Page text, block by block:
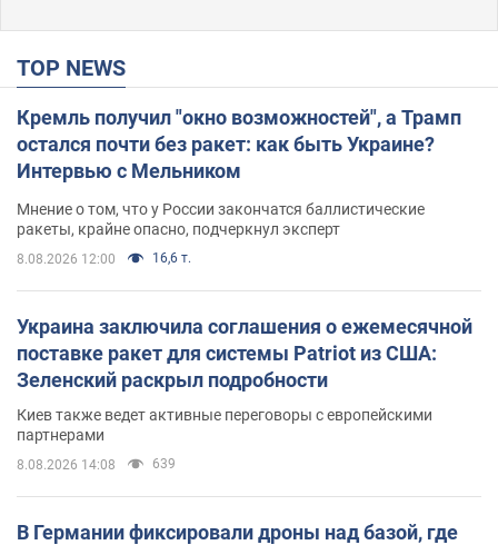
TOP NEWS
Кремль получил "окно возможностей", а Трамп
остался почти без ракет: как быть Украине?
Интервью с Мельником
Мнение о том, что у России закончатся баллистические
ракеты, крайне опасно, подчеркнул эксперт
8.08.2026 12:00 16,6 т.
Украина заключила соглашения о ежемесячной
поставке ракет для системы Patriot из США:
Зеленский раскрыл подробности
Киев также ведет активные переговоры с европейскими
партнерами
8.08.2026 14:08 639
В Германии фиксировали дроны над базой, где